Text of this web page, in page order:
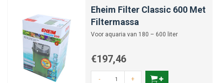
Eheim Filter Classic 600 Met
Filtermassa
Voor aquaria van 180 – 600 liter
€197,46
- +